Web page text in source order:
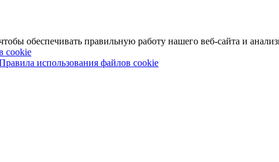
обеспечивать правильную работу нашего веб-сайта и
cookie
использования файлов cookie